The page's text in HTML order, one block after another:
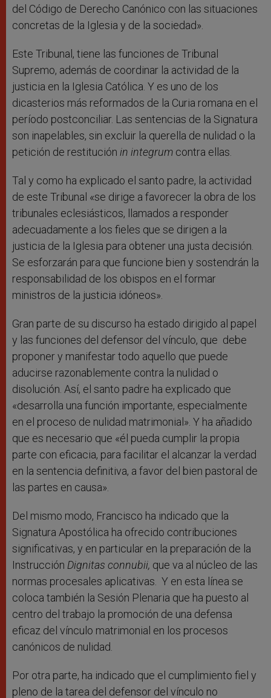
del Código de Derecho Canónico con las situaciones
concretas de la Iglesia y de la sociedad».
Este Tribunal, tiene las funciones de Tribunal
Supremo, además de coordinar la actividad de la
justicia en la Iglesia Católica. Y es uno de los
dicasterios más reformados de la Curia romana en el
período postconciliar. Las sentencias de la Signatura
son inapelables, sin excluir la querella de nulidad o la
petición de restitución in integrum contra ellas.
Tal y como ha explicado el santo padre, la actividad
de este Tribunal «se dirige a favorecer la obra de los
tribunales eclesiásticos, llamados a responder
adecuadamente a los fieles que se dirigen a la
justicia de la Iglesia para obtener una justa decisión.
Se esforzarán para que funcione bien y sostendrán la
responsabilidad de los obispos en el formar
ministros de la justicia idóneos».
Gran parte de su discurso ha estado dirigido al papel
y las funciones del defensor del vínculo, que debe
proponer y manifestar todo aquello que puede
aducirse razonablemente contra la nulidad o
disolución. Así, el santo padre ha explicado que
«desarrolla una función importante, especialmente
en el proceso de nulidad matrimonial». Y ha añadido
que es necesario que «él pueda cumplir la propia
parte con eficacia, para facilitar el alcanzar la verdad
en la sentencia definitiva, a favor del bien pastoral de
las partes en causa».
Del mismo modo, Francisco ha indicado que la
Signatura Apostólica ha ofrecido contribuciones
significativas, y en particular en la preparación de la
Instrucción Dignitas connubii, que va al núcleo de las
normas procesales aplicativas. Y en esta línea se
coloca también la Sesión Plenaria que ha puesto al
centro del trabajo la promoción de una defensa
eficaz del vínculo matrimonial en los procesos
canónicos de nulidad.
Por otra parte, ha indicado que el cumplimiento fiel y
pleno de la tarea del defensor del vínculo no